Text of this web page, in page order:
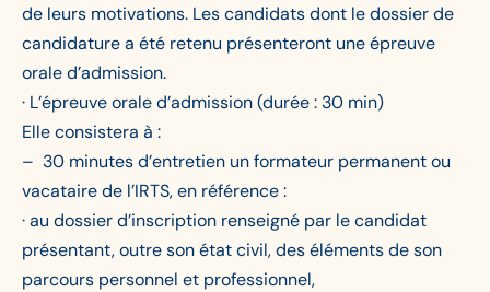
de leurs motivations. Les candidats dont le dossier de
candidature a été retenu présenteront une épreuve
orale d’admission.
· L’épreuve orale d’admission (durée : 30 min)
Elle consistera à :
– 30 minutes d’entretien un formateur permanent ou
vacataire de l’IRTS, en référence :
· au dossier d’inscription renseigné par le candidat
présentant, outre son état civil, des éléments de son
parcours personnel et professionnel,